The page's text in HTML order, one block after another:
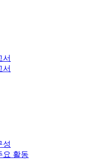
서
서
성
요 활동